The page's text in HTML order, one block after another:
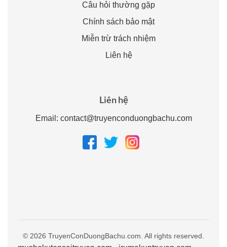
Câu hỏi thường gặp
Chính sách bảo mật
Miễn trừ trách nhiệm
Liên hệ
Liên hệ
Email: contact@truyenconduongbachu.com
© 2026 TruyenConDuongBachu.com. All rights reserved.